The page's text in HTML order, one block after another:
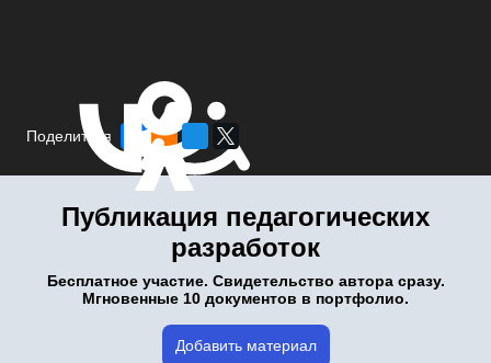
Поделиться
Публикация педагогических
разработок
Бесплатное участие. Свидетельство автора сразу.
Мгновенные 10 документов в портфолио.
Добавить материал